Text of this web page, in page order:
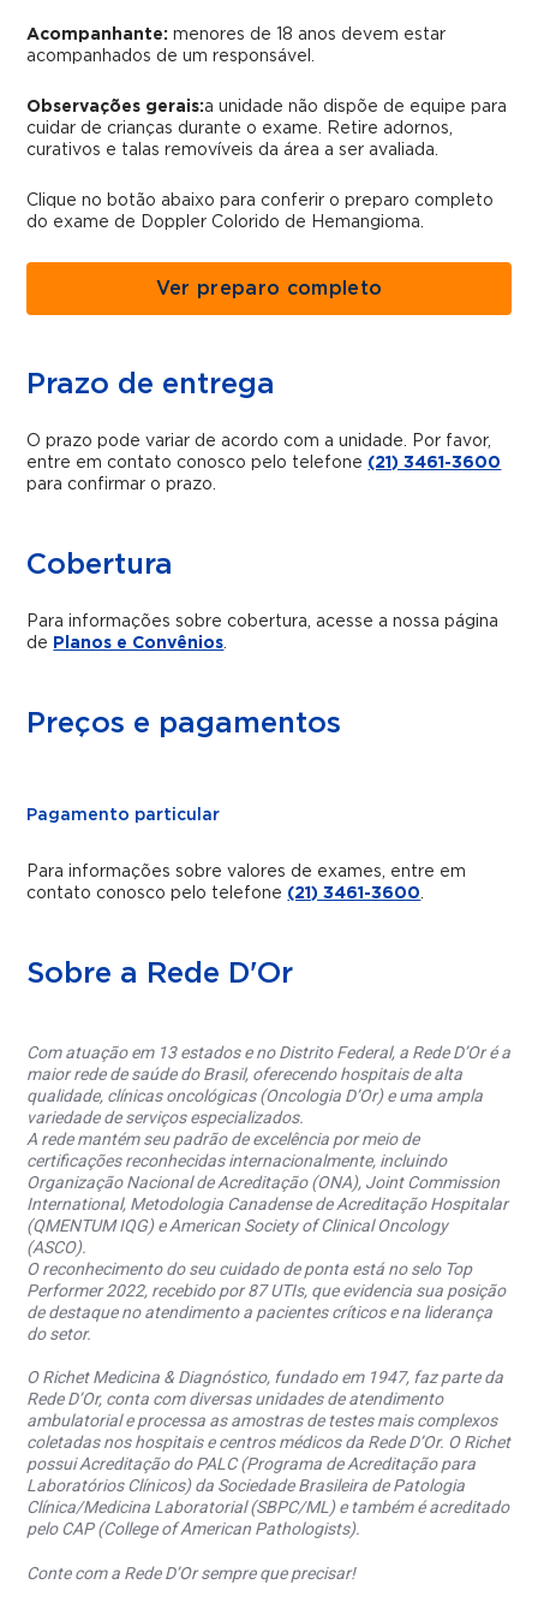
Acompanhante: menores de 18 anos devem estar
acompanhados de um responsável.
Observações gerais:a unidade não dispõe de equipe para
cuidar de crianças durante o exame. Retire adornos,
curativos e talas removíveis da área a ser avaliada.
Clique no botão abaixo para conferir o preparo completo
do exame de Doppler Colorido de Hemangioma.
Ver preparo completo
Prazo de entrega
O prazo pode variar de acordo com a unidade. Por favor,
entre em contato conosco pelo telefone (21) 3461-3600
para confirmar o prazo.
Cobertura
Para informações sobre cobertura, acesse a nossa página
de Planos e Convênios.
Preços e pagamentos
Pagamento particular
Para informações sobre valores de exames, entre em
contato conosco pelo telefone (21) 3461-3600.
Sobre a Rede D'Or
Com atuação em 13 estados e no Distrito Federal, a Rede D’Or é a
maior rede de saúde do Brasil, oferecendo hospitais de alta
qualidade, clínicas oncológicas (Oncologia D’Or) e uma ampla
variedade de serviços especializados.
A rede mantém seu padrão de excelência por meio de
certificações reconhecidas internacionalmente, incluindo
Organização Nacional de Acreditação (ONA), Joint Commission
International, Metodologia Canadense de Acreditação Hospitalar
(QMENTUM IQG) e American Society of Clinical Oncology
(ASCO).
O reconhecimento do seu cuidado de ponta está no selo Top
Performer 2022, recebido por 87 UTIs, que evidencia sua posição
de destaque no atendimento a pacientes críticos e na liderança
do setor.
O Richet Medicina & Diagnóstico, fundado em 1947, faz parte da
Rede D’Or, conta com diversas unidades de atendimento
ambulatorial e processa as amostras de testes mais complexos
coletadas nos hospitais e centros médicos da Rede D’Or. O Richet
possui Acreditação do PALC (Programa de Acreditação para
Laboratórios Clínicos) da Sociedade Brasileira de Patologia
Clínica/Medicina Laboratorial (SBPC/ML) e também é acreditado
pelo CAP (College of American Pathologists).
Conte com a Rede D’Or sempre que precisar!